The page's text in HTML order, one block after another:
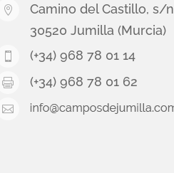

Camino del Castillo, s/n
30520 Jumilla (Murcia)
 (+34) 968 78 01 14
 (+34) 968 78 01 62
